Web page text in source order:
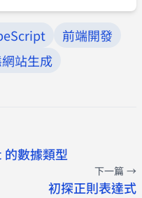
前端開發
站生成
數據類型
下一篇 →
初探正則表達式